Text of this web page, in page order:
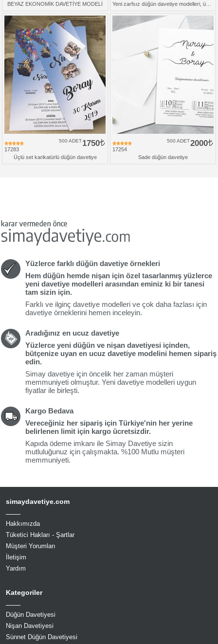
BEYAZ EKONOMİK DAVETİYE MODELİ
17283
1750
500 ADET
Üçlü set karikatürlü düğün davetiye
17254
2000
500 ADET
Sade düğün davetiye
Yüzlerce farklı düğün davetiye örnekleri
Hem düğün hemde nişan için özel tasarlanmış yüzlerce
yeni davetiye modelleri arasından eminiz ki bir tanesi
tam sizin için.
Farklı ve ilginç davetiye modelleri ve çok daha fazlası için
davetiye örneklerini hemen inceleyin.
Aradığınız en ucuz davetiye
Yüzlerce yeni düğün ve nişan davetiyesi içinden,
bütçenize uyan en ucuz davetiye modelini hemen sipariş
edin.
Simay davetiye için öncelik her zaman müşteri
memmuniyeti olmuştur. Yeni davetiye modelleri uygun
fiyatlar ile birleşti.
Kargo Bedava
Vereceğiniz her sipariş için Türkiye'nin her yerine
belirlenen limit için kargo ücretsizdir.
Kapıda ödeme imkanı ile Simay Davetiye sizin
mutluluğunuz için çalışmakta. %100 Mutlu müşteri
memmuniyeti.
simaydavetiye.com
Hakkımızda
Tüketici Hakları - Şartlar
Müşteri Yorumları
İletişim
Yardım
Kategoriler
Düğün Davetiyesi
Nişan Davetiyesi
Sünnet Düğün Davetiyesi